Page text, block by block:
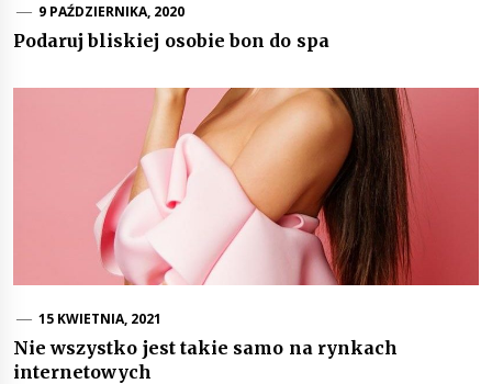
9 PAŹDZIERNIKA, 2020
Podaruj bliskiej osobie bon do spa
15 KWIETNIA, 2021
Nie wszystko jest takie samo na rynkach
internetowych